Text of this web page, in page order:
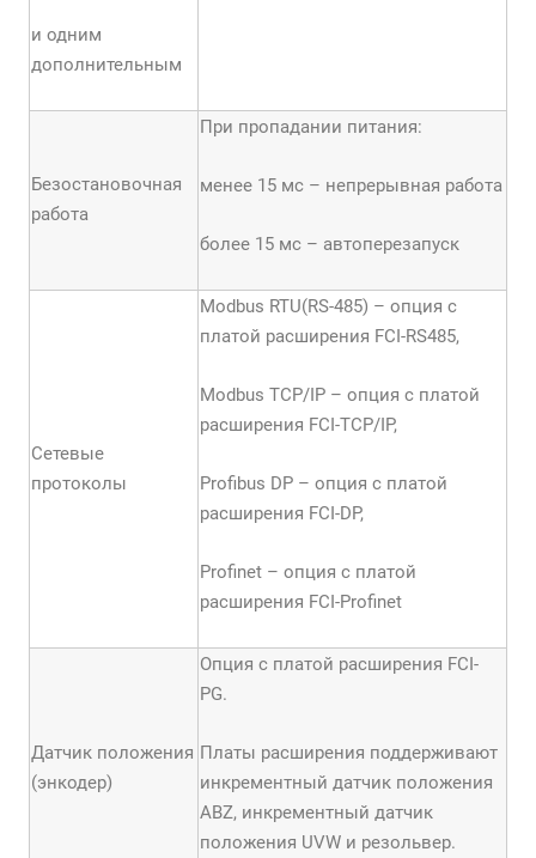
и одним
дополнительным
Безостановочная
работа
При пропадании питания:
менее 15 мс – непрерывная работа
более 15 мс – автоперезапуск
Сетевые
протоколы
Modbus RTU(RS-485) – опция с
платой расширения FCI-RS485,
Modbus TCP/IP – опция с платой
расширения FCI-TCP/IP,
Profibus DP – опция с платой
расширения FCI-DP,
Profinet – опция с платой
расширения FCI-Profinet
Датчик положения
(энкодер)
Опция с платой расширения FCI-
PG.
Платы расширения поддерживают
инкрементный датчик положения
АBZ, инкрементный датчик
положения UVW и резольвер.